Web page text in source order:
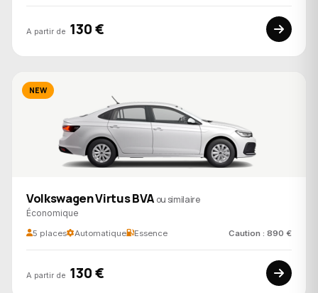
A partir de 130 €
NEW
Volkswagen Virtus BVA ou similaire
Économique
5 places Automatique Essence Caution : 890 €
A partir de 130 €